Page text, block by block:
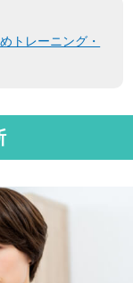
トレーニング・